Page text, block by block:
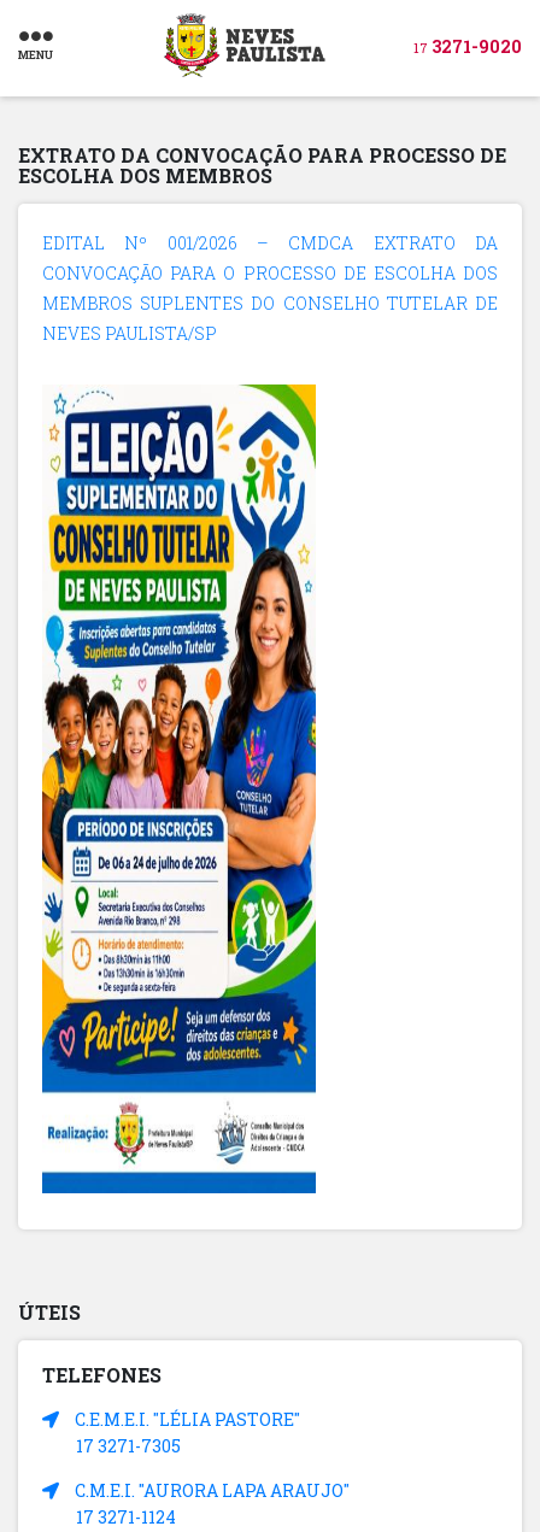
MENU 17 3271-9020
EXTRATO DA CONVOCAÇÃO PARA PROCESSO DE
ESCOLHA DOS MEMBROS
EDITAL Nº 001/2026 – CMDCA EXTRATO DA
CONVOCAÇÃO PARA O PROCESSO DE ESCOLHA DOS
MEMBROS SUPLENTES DO CONSELHO TUTELAR DE
NEVES PAULISTA/SP
ÚTEIS
TELEFONES
C.E.M.E.I. "LÉLIA PASTORE"
17 3271-7305
C.M.E.I. "AURORA LAPA ARAUJO"
17 3271-1124